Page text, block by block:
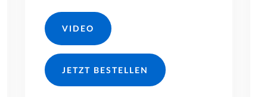
VIDEO
JETZT BESTELLEN